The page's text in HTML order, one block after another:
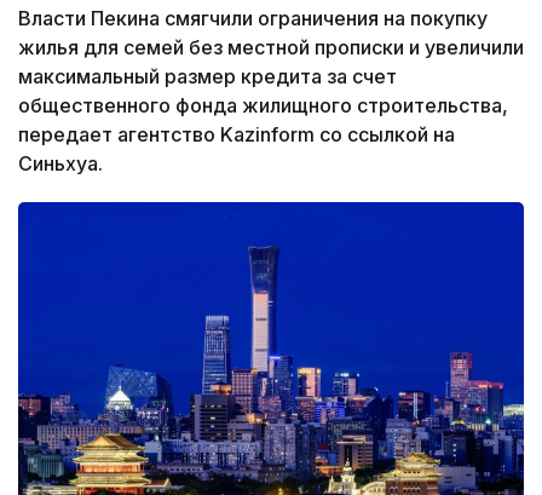
Власти Пекина смягчили ограничения на покупку
жилья для семей без местной прописки и увеличили
максимальный размер кредита за счет
общественного фонда жилищного строительства,
передает агентство Kazinform со ссылкой на
Синьхуа.